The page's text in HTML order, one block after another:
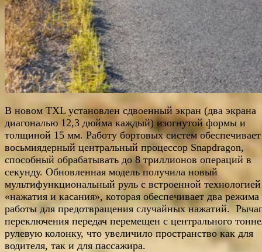
В новом TXL установлен сдвоенный экран (два экрана
диагональю 12,3 дюйма каждый) изогнутой формы и
толщиной 15 мм. Работу бортовых систем обеспечивает
восьмиядерный центральный процессор Snapdragon,
способный обрабатывать до 8 триллионов операций в
секунду. Обновленная модель получила новый
мультифункциональный руль с встроенной технологией
«нажатия и касания», которая обеспечивает два режима
работы для предотвращения случайных нажатий. Рычаг
переключения передач перемещен с центрального
рулевую колонку, что увеличило пространство как для
водителя, так и для пассажира.